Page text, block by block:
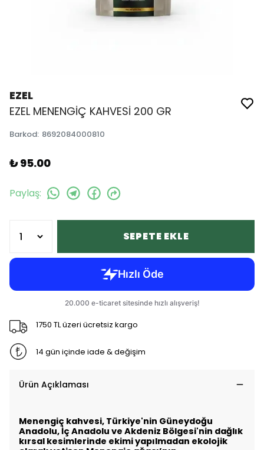
EZEL
EZEL MENENGİÇ KAHVESİ 200 GR
Barkod: 8692084000810
₺ 95.00
Paylaş:
SEPETE EKLE
1750 TL üzeri ücretsiz kargo
14 gün içinde iade & değişim
Ürün Açıklaması
Menengiç kahvesi, Türkiye'nin Güneydoğu
Anadolu, İç Anadolu ve Akdeniz Bölgesi'nin dağlık
kırsal kesimlerinde ekimi yapılmadan ekolojik